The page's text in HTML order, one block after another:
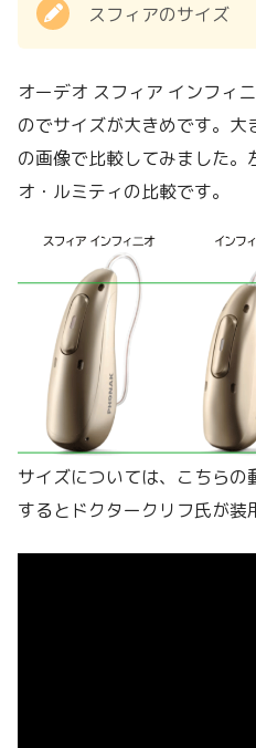
スフィアのサイズ
オーデオ スフィア インフィ
のでサイズが大きめです。
の画像で比較してみました
オ・ルミティの比較です。
サイズについては、こちら
するとドクタークリフ氏が装